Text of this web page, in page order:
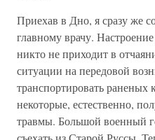
Приехав в Дно, я сразу же
главному врачу.
никто не приходит в
ситуации на передовой
транспортировать раненых
некоторые, естественно,
травмы. Большой военный